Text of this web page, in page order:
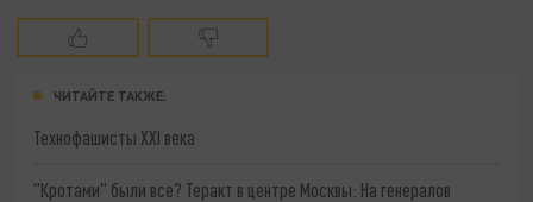
ЧИТАЙТЕ ТАКЖЕ:
Технофашисты XXI века
"Кротами" были все? Теракт в центре Москвы: На генералов